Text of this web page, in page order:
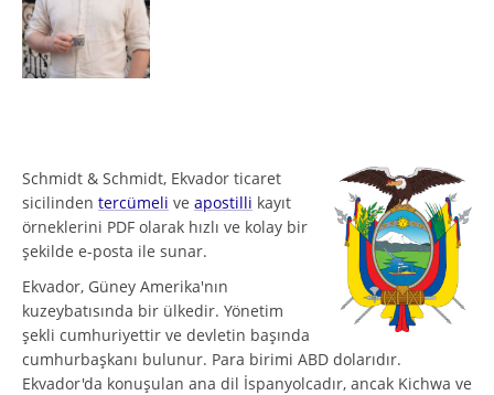
Schmidt & Schmidt, Ekvador ticaret
sicilinden tercümeli ve apostilli kayıt
örneklerini PDF olarak hızlı ve kolay bir
şekilde e-posta ile sunar.
Ekvador, Güney Amerika'nın
kuzeybatısında bir ülkedir. Yönetim
şekli cumhuriyettir ve devletin başında
cumhurbaşkanı bulunur. Para birimi ABD dolarıdır.
Ekvador'da konuşulan ana dil İspanyolcadır, ancak Kichwa ve